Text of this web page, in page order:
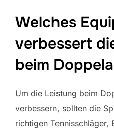
Welches
verbessert
beim
Um die Leistung beim
verbessern, sollten die
richtigen Tennisschläger,